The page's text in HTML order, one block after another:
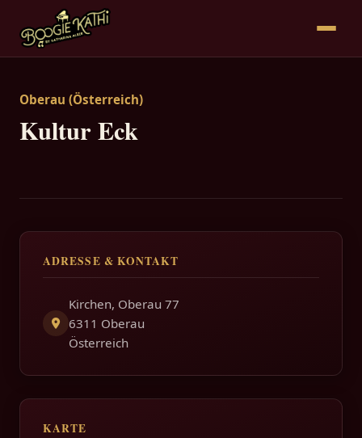
Oberau (Österreich)
Kultur Eck
ADRESSE & KONTAKT
Kirchen, Oberau 77
6311 Oberau
Österreich
KARTE